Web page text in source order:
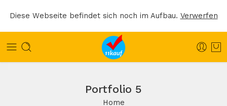
Diese Webseite befindet sich noch im Aufbau. Verwerfen
Portfolio 5
Home